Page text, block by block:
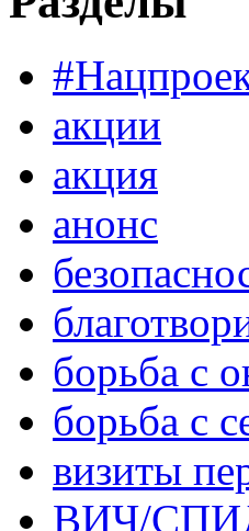
акции
акция
анонс
борьба с
борьба с
визиты
ВИЧ/